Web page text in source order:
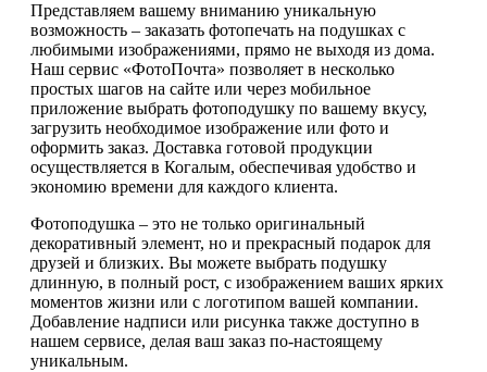
Представляем вашему вниманию уникальную
возможность – заказать фотопечать на подушках с
любимыми изображениями, прямо не выходя из дома.
Наш сервис «ФотоПочта» позволяет в несколько
простых шагов на сайте или через мобильное
приложение выбрать фотоподушку по вашему вкусу,
загрузить необходимое изображение или фото и
оформить заказ. Доставка готовой продукции
осуществляется в Когалым, обеспечивая удобство и
экономию времени для каждого клиента.
Фотоподушка – это не только оригинальный
декоративный элемент, но и прекрасный подарок для
друзей и близких. Вы можете выбрать подушку
длинную, в полный рост, с изображением ваших ярких
моментов жизни или с логотипом вашей компании.
Добавление надписи или рисунка также доступно в
нашем сервисе, делая ваш заказ по-настоящему
уникальным.